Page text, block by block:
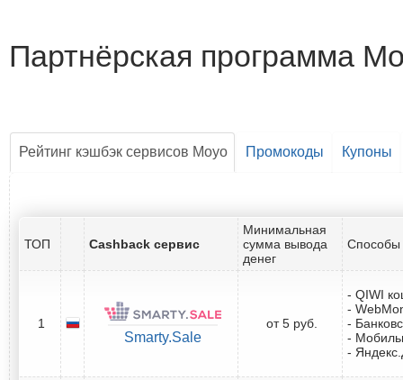
Партнёрская программа
Рейтинг кэшбэк сервисов Moyo Промокоды Купоны
ТОП Cashback сервис
Минимальная
сумма вывода
денег
Способы
1
Smarty.Sale
от 5 руб.
- QIWI
-
-
-
-